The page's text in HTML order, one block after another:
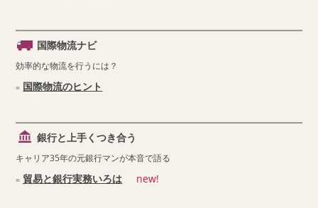
国際物流ナビ
効率的な物流を行うには？
国際物流のヒント
銀行と上手くつき合う
キャリア35年の元銀行マンが本音で語る
貿易と銀行実務いろは new!